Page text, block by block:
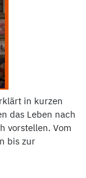
in kurzen
das Leben nach
vorstellen. Vom
bis zur